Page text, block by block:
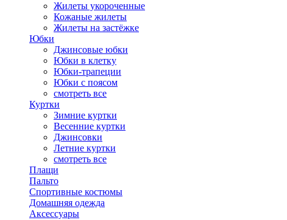
Жилеты укороченные
Кожаные жилеты
Жилеты на застёжке
Юбки
Джинсовые юбки
Юбки в клетку
Юбки-трапеции
Юбки с поясом
смотреть все
Куртки
Зимние куртки
Весенние куртки
Джинсовки
Летние куртки
смотреть все
Плащи
Пальто
Спортивные костюмы
Домашняя одежда
Аксессуары